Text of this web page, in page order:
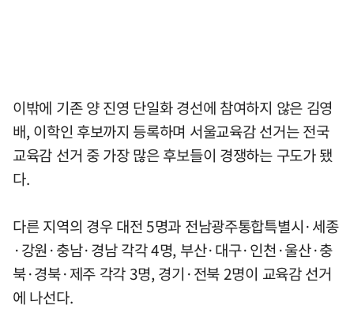
이밖에 기존 양 진영 단일화 경선에 참여하지 않은 김영
배, 이학인 후보까지 등록하며 서울교육감 선거는 전국
교육감 선거 중 가장 많은 후보들이 경쟁하는 구도가 됐
다.
다른 지역의 경우 대전 5명과 전남광주통합특별시·세종
·강원·충남·경남 각각 4명, 부산·대구·인천·울산·충
북·경북·제주 각각 3명, 경기·전북 2명이 교육감 선거
에 나선다.